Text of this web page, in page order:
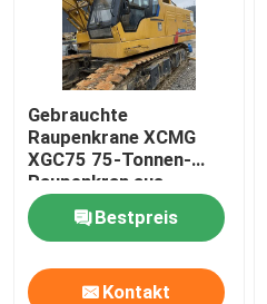
Gebrauchte
Raupenkrane XCMG
XGC75 75-Tonnen-
Raupenkran aus
zweiter Hand MOY
2018
Bestpreis
Kontakt